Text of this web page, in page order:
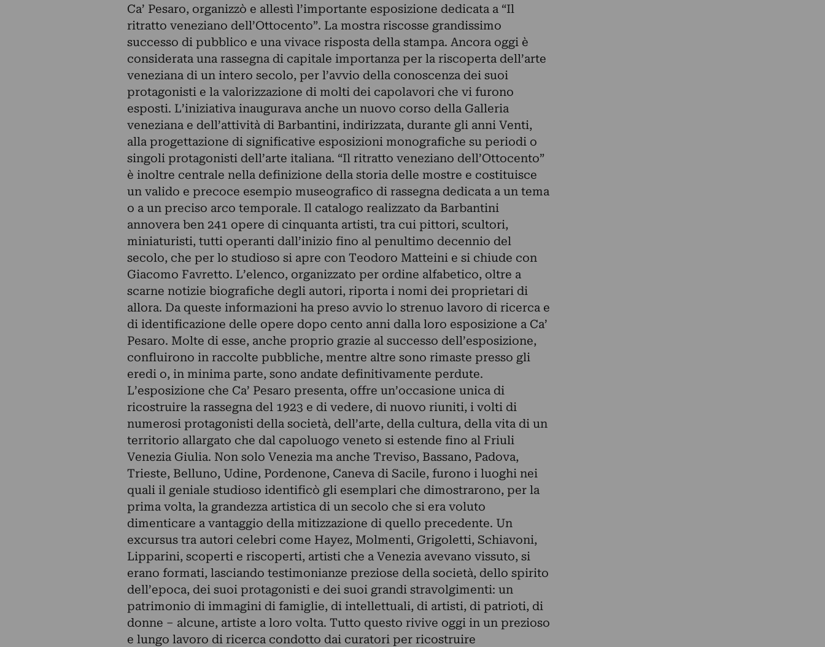
Ca’ Pesaro, organizzò e allestì l’importante esposizione dedicata a “Il
ritratto veneziano dell’Ottocento”. La mostra riscosse grandissimo
successo di pubblico e una vivace risposta della stampa. Ancora oggi è
considerata una rassegna di capitale importanza per la riscoperta dell’arte
veneziana di un intero secolo, per l’avvio della conoscenza dei suoi
protagonisti e la valorizzazione di molti dei capolavori che vi furono
esposti. L’iniziativa inaugurava anche un nuovo corso della Galleria
veneziana e dell’attività di Barbantini, indirizzata, durante gli anni Venti,
alla progettazione di significative esposizioni monografiche su periodi o
singoli protagonisti dell’arte italiana. “Il ritratto veneziano dell’Ottocento”
è inoltre centrale nella definizione della storia delle mostre e costituisce
un valido e precoce esempio museografico di rassegna dedicata a un tema
o a un preciso arco temporale. Il catalogo realizzato da Barbantini
annovera ben 241 opere di cinquanta artisti, tra cui pittori, scultori,
miniaturisti, tutti operanti dall’inizio fino al penultimo decennio del
secolo, che per lo studioso si apre con Teodoro Matteini e si chiude con
Giacomo Favretto. L’elenco, organizzato per ordine alfabetico, oltre a
scarne notizie biografiche degli autori, riporta i nomi dei proprietari di
allora. Da queste informazioni ha preso avvio lo strenuo lavoro di ricerca e
di identificazione delle opere dopo cento anni dalla loro esposizione a Ca’
Pesaro. Molte di esse, anche proprio grazie al successo dell’esposizione,
confluirono in raccolte pubbliche, mentre altre sono rimaste presso gli
eredi o, in minima parte, sono andate definitivamente perdute.
L’esposizione che Ca’ Pesaro presenta, offre un’occasione unica di
ricostruire la rassegna del 1923 e di vedere, di nuovo riuniti, i volti di
numerosi protagonisti della società, dell’arte, della cultura, della vita di un
territorio allargato che dal capoluogo veneto si estende fino al Friuli
Venezia Giulia. Non solo Venezia ma anche Treviso, Bassano, Padova,
Trieste, Belluno, Udine, Pordenone, Caneva di Sacile, furono i luoghi nei
quali il geniale studioso identificò gli esemplari che dimostrarono, per la
prima volta, la grandezza artistica di un secolo che si era voluto
dimenticare a vantaggio della mitizzazione di quello precedente. Un
excursus tra autori celebri come Hayez, Molmenti, Grigoletti, Schiavoni,
Lipparini, scoperti e riscoperti, artisti che a Venezia avevano vissuto, si
erano formati, lasciando testimonianze preziose della società, dello spirito
dell’epoca, dei suoi protagonisti e dei suoi grandi stravolgimenti: un
patrimonio di immagini di famiglie, di intellettuali, di artisti, di patrioti, di
donne – alcune, artiste a loro volta. Tutto questo rivive oggi in un prezioso
e lungo lavoro di ricerca condotto dai curatori per ricostruire